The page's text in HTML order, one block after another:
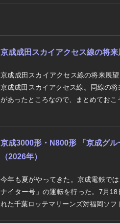
京成成田スカイアクセス線の将
京成成田スカイアクセス線の将来展
京成成田スカイアクセス線。同線の
があったところなので、まとめておこ
京成3000形・N800形 「京成グ
（2026年）
今年も夏がやってきた。京成電鉄で
ナイター号」の運転を行った。7月
れた千葉ロッテマリーンズ対福岡ソフ